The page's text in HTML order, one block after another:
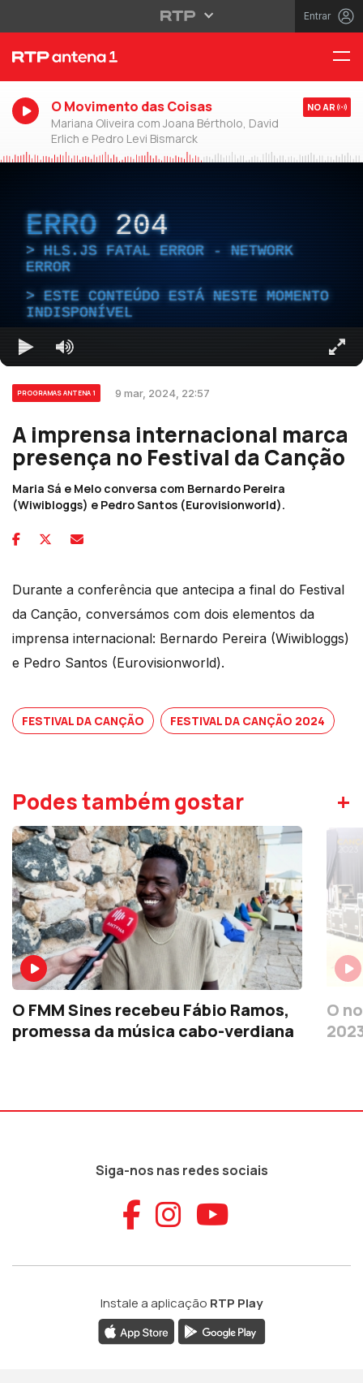
Entrar
O Movimento das Coisas
Mariana Oliveira com Joana Bértholo, David
Erlich e Pedro Levi Bismarck
NO AR
ERRO 204
HLS.JS FATAL ERROR - NETWORK
ERROR
ESTE CONTEÚDO ESTÁ NESTE MOMENTO
INDISPONÍVEL
PROGRAMAS ANTENA 1 9 mar, 2024, 22:57
A imprensa internacional marca
presença no Festival da Canção
Maria Sá e Melo conversa com Bernardo Pereira
(Wiwibloggs) e Pedro Santos (Eurovisionworld).
Durante a conferência que antecipa a final do Festival
da Canção, conversámos com dois elementos da
imprensa internacional: Bernardo Pereira (Wiwibloggs)
e Pedro Santos (Eurovisionworld).
FESTIVAL DA CANÇÃO FESTIVAL DA CANÇÃO 2024
Podes também gostar +
O FMM Sines recebeu Fábio Ramos,
promessa da música cabo-verdiana
O
Siga-nos nas redes sociais
Aceder ao
Aceder ao
Aceder
Instale a aplicação RTP Play